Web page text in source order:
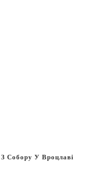
Собору У Вроцлаві